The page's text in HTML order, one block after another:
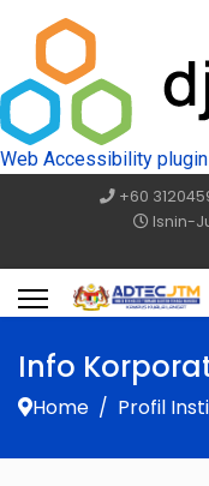
Web Accessibility plugin
+60
Isnin-
Info
Home Profil